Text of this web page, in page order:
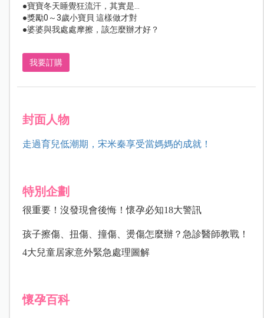
●寶寶冬天睡覺狂流汗，其實是…
●獎勵0～3歲小寶貝 這樣做才對
●婆婆與我處處摩擦，該怎麼辦才好？
我要訂購
封面人物
走過育兒低潮期，宋米秦享受當媽媽的成就！
特別企劃
很重要！沒發現會後悔！懷孕必知18大警訊
孩子擦傷、扭傷、撞傷、燙傷怎麼辦？急診醫師教戰！
4大兒童居家意外緊急處理圖解
懷孕百科